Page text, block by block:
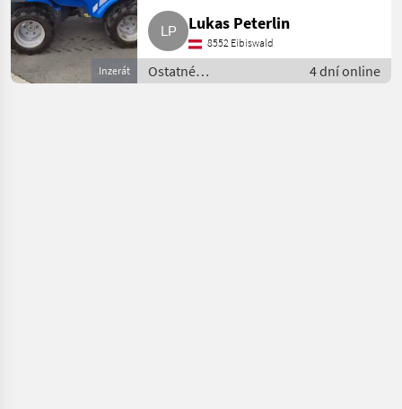
Inzerát
Lukas Peterlin
8552 Eibiswald
Ostatné
poľnohospodárske
4 dní online